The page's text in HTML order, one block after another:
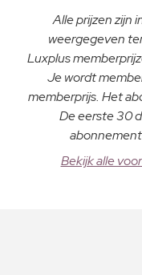
Alle prijzen zijn
weergegeven
Luxplus
Je wordt
memberprijs. Het
De eerste 30
Bekijk alle